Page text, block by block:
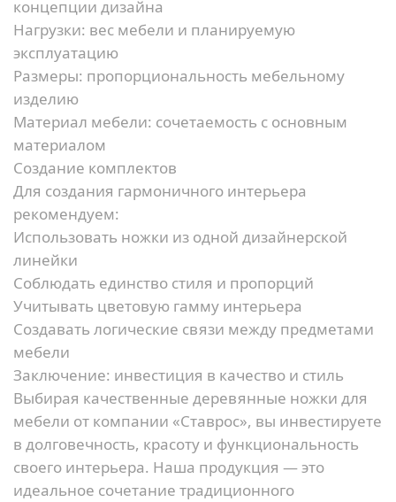
концепции дизайна
Нагрузки: вес мебели и планируемую
эксплуатацию
Размеры: пропорциональность мебельному
изделию
Материал мебели: сочетаемость с основным
материалом
Создание комплектов
Для создания гармоничного интерьера
рекомендуем:
Использовать ножки из одной дизайнерской
линейки
Соблюдать единство стиля и пропорций
Учитывать цветовую гамму интерьера
Создавать логические связи между предметами
мебели
Заключение: инвестиция в качество и стиль
Выбирая качественные деревянные ножки для
мебели от компании «Ставрос», вы инвестируете
в долговечность, красоту и функциональность
своего интерьера. Наша продукция — это
идеальное сочетание традиционного